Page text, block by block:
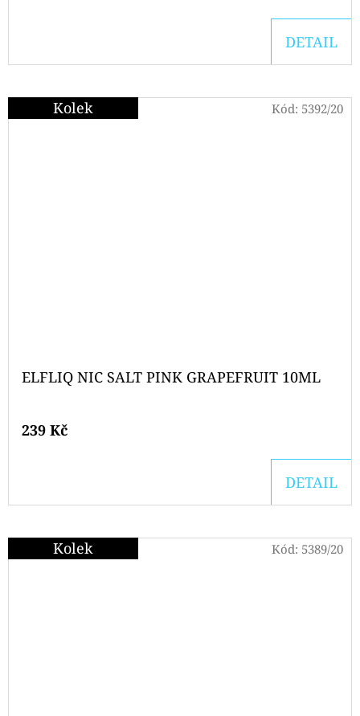
DETAIL
Kolek
ELFLIQ NIC SALT PINK GRAPEFRUIT 10ML
239 Kč
DETAIL
Kód: 5392/20
Kolek Kód: 5389/20